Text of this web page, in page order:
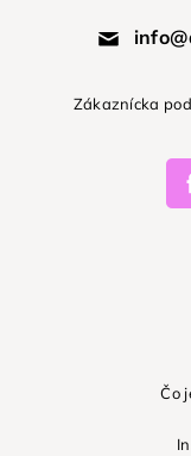
Zákaznícka
Čo